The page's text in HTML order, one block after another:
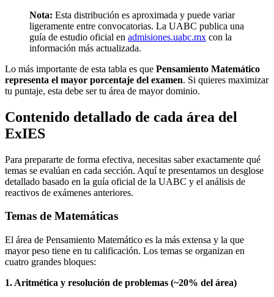
Nota: Esta distribución es aproximada y puede variar
ligeramente entre convocatorias. La UABC publica una
guía de estudio oficial en admisiones.uabc.mx con la
información más actualizada.
Lo más importante de esta tabla es que Pensamiento Matemático
representa el mayor porcentaje del examen. Si quieres maximizar
tu puntaje, esta debe ser tu área de mayor dominio.
Contenido detallado de cada área del
ExIES
Para prepararte de forma efectiva, necesitas saber exactamente qué
temas se evalúan en cada sección. Aquí te presentamos un desglose
detallado basado en la guía oficial de la UABC y el análisis de
reactivos de exámenes anteriores.
Temas de Matemáticas
El área de Pensamiento Matemático es la más extensa y la que
mayor peso tiene en tu calificación. Los temas se organizan en
cuatro grandes bloques:
1. Aritmética y resolución de problemas (~20% del área)